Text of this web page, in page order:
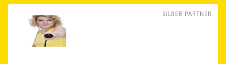
SILBER PARTNER